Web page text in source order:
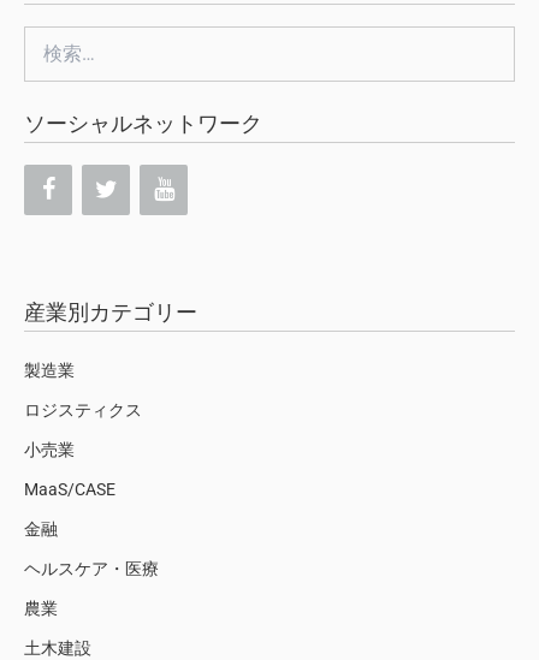
索:
ソーシャルネットワーク
産業別カテゴリー
製造業
ロジスティクス
小売業
MaaS/CASE
金融
ヘルスケア・医療
農業
土木建設